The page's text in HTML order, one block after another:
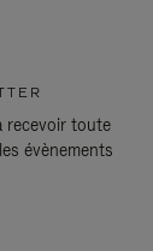
recevoir toute
évènements